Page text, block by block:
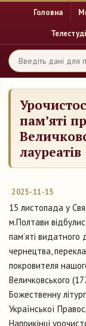
Головна
пам’яті
лауреатів
2025-11-15
15 листопада у
м.Полтави
пам’яті видатного
чернецтва,
покровителя
Величковського
Божественну
Української
Наприкінці